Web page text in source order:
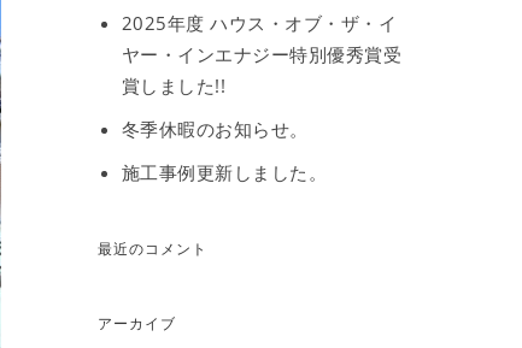
2025年度 ハウス・オブ・ザ・イ
ヤー・インエナジー特別優秀賞受
賞しました!!
冬季休暇のお知らせ。
施工事例更新しました。
最近のコメント
アーカイブ